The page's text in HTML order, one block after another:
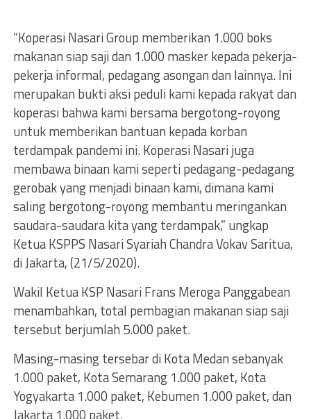
“Koperasi Nasari Group memberikan 1.000 boks
makanan siap saji dan 1.000 masker kepada pekerja-
pekerja informal, pedagang asongan dan lainnya. Ini
merupakan bukti aksi peduli kami kepada rakyat dan
koperasi bahwa kami bersama bergotong-royong
untuk memberikan bantuan kepada korban
terdampak pandemi ini. Koperasi Nasari juga
membawa binaan kami seperti pedagang-pedagang
gerobak yang menjadi binaan kami, dimana kami
saling bergotong-royong membantu meringankan
saudara-saudara kita yang terdampak,” ungkap
Ketua KSPPS Nasari Syariah Chandra Vokav Saritua,
di Jakarta, (21/5/2020).
Wakil Ketua KSP Nasari Frans Meroga Panggabean
menambahkan, total pembagian makanan siap saji
tersebut berjumlah 5.000 paket.
Masing-masing tersebar di Kota Medan sebanyak
1.000 paket, Kota Semarang 1.000 paket, Kota
Yogyakarta 1.000 paket, Kebumen 1.000 paket, dan
Jakarta 1.000 paket.